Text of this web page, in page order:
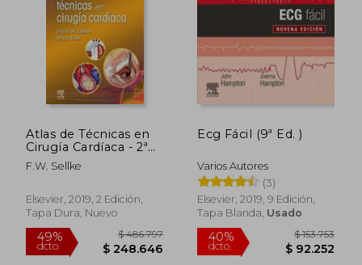
15%
dcto.
$
$
Atlas de Técnicas en
Cirugía Cardíaca - 2ª
Edición
F.W. Sellke
Elsevier, 2019, 2 Edición,
Tapa Dura, Nuevo
Ecg Fácil (9ª Ed. )
Varios Autores
(3)
Elsevier, 2019, 9 Edición,
Tapa Blanda, Usado